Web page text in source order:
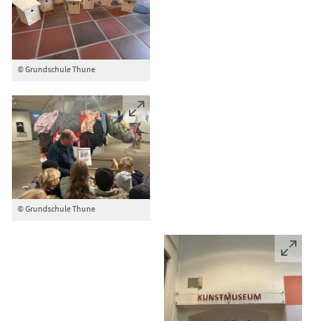
© Grundschule Thune
© Grundschule Thune